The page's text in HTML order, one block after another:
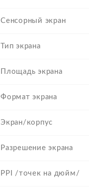
Сенсорный экран
Тип экрана
Площадь экрана
Формат экрана
Экран/корпус
Разрешение экрана
PPI /точек на дюйм/